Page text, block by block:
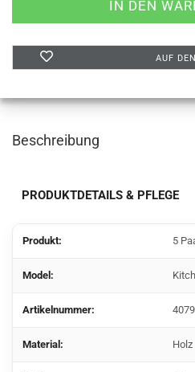
AUF
Beschreibung
PRODUKTDETAILS & PFLEGE
Produkt: 5
Model:
Artikelnummer: 4079
Material: Holz